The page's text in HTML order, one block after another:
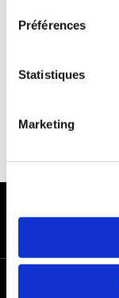
Préférences
Statistiques
Marketing